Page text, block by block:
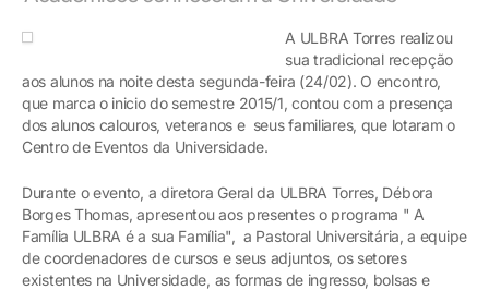
A ULBRA Torres realizou
sua tradicional recepção
aos alunos na noite desta segunda-feira (24/02). O encontro,
que marca o inicio do semestre 2015/1, contou com a presença
dos alunos calouros, veteranos e seus familiares, que lotaram o
Centro de Eventos da Universidade.
Durante o evento, a diretora Geral da ULBRA Torres, Débora
Borges Thomas, apresentou aos presentes o programa " A
Família ULBRA é a sua Família", a Pastoral Universitária, a equipe
de coordenadores de cursos e seus adjuntos, os setores
existentes na Universidade, as formas de ingresso, bolsas e